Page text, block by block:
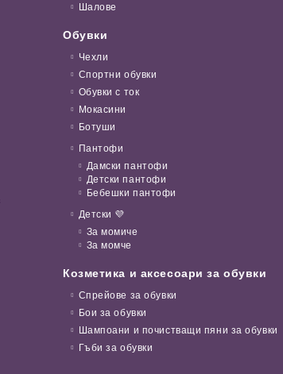
Шалове
Обувки
Чехли
Спортни обувки
Обувки с ток
Мокасини
Ботуши
Пантофи
Дамски пантофи
Детски пантофи
Бебешки пантофи
Детски 💜
За момиче
За момче
Козметика и аксесоари за обувки
Спрейове за обувки
Бои за обувки
Шампоани и почистващи пяни за обувки
Гъби за обувки